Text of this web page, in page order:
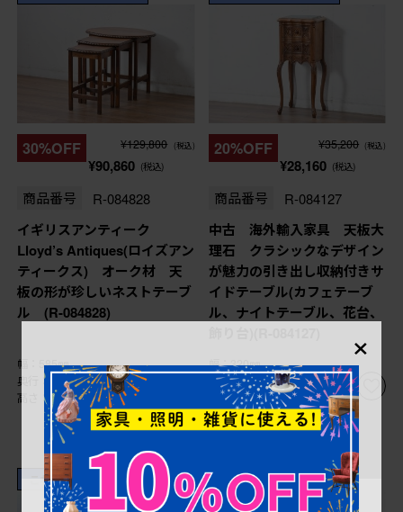
30%OFF ¥129,800 (税込)
¥90,860 (税込)
商品番号 R-084828
イギリスアンティーク
Lloyd’s Antiques(ロイズアン
ティークス) オーク材 天
板の形が珍しいネストテーブ
ル (R-084828)
幅：585㎜
奥行：400㎜
高さ：500㎜
20%OFF ¥35,200 (税込)
¥28,160 (税込)
商品番号 R-084127
中古 海外輸入家具 天板大
理石 クラシックなデザイン
が魅力の引き出し収納付きサ
イドテーブル(カフェテーブ
ル、ナイトテーブル、花台、
幅：320㎜
奥行：270㎜
高さ：740㎜
これからリペア予定品 これからリペア予定品
×